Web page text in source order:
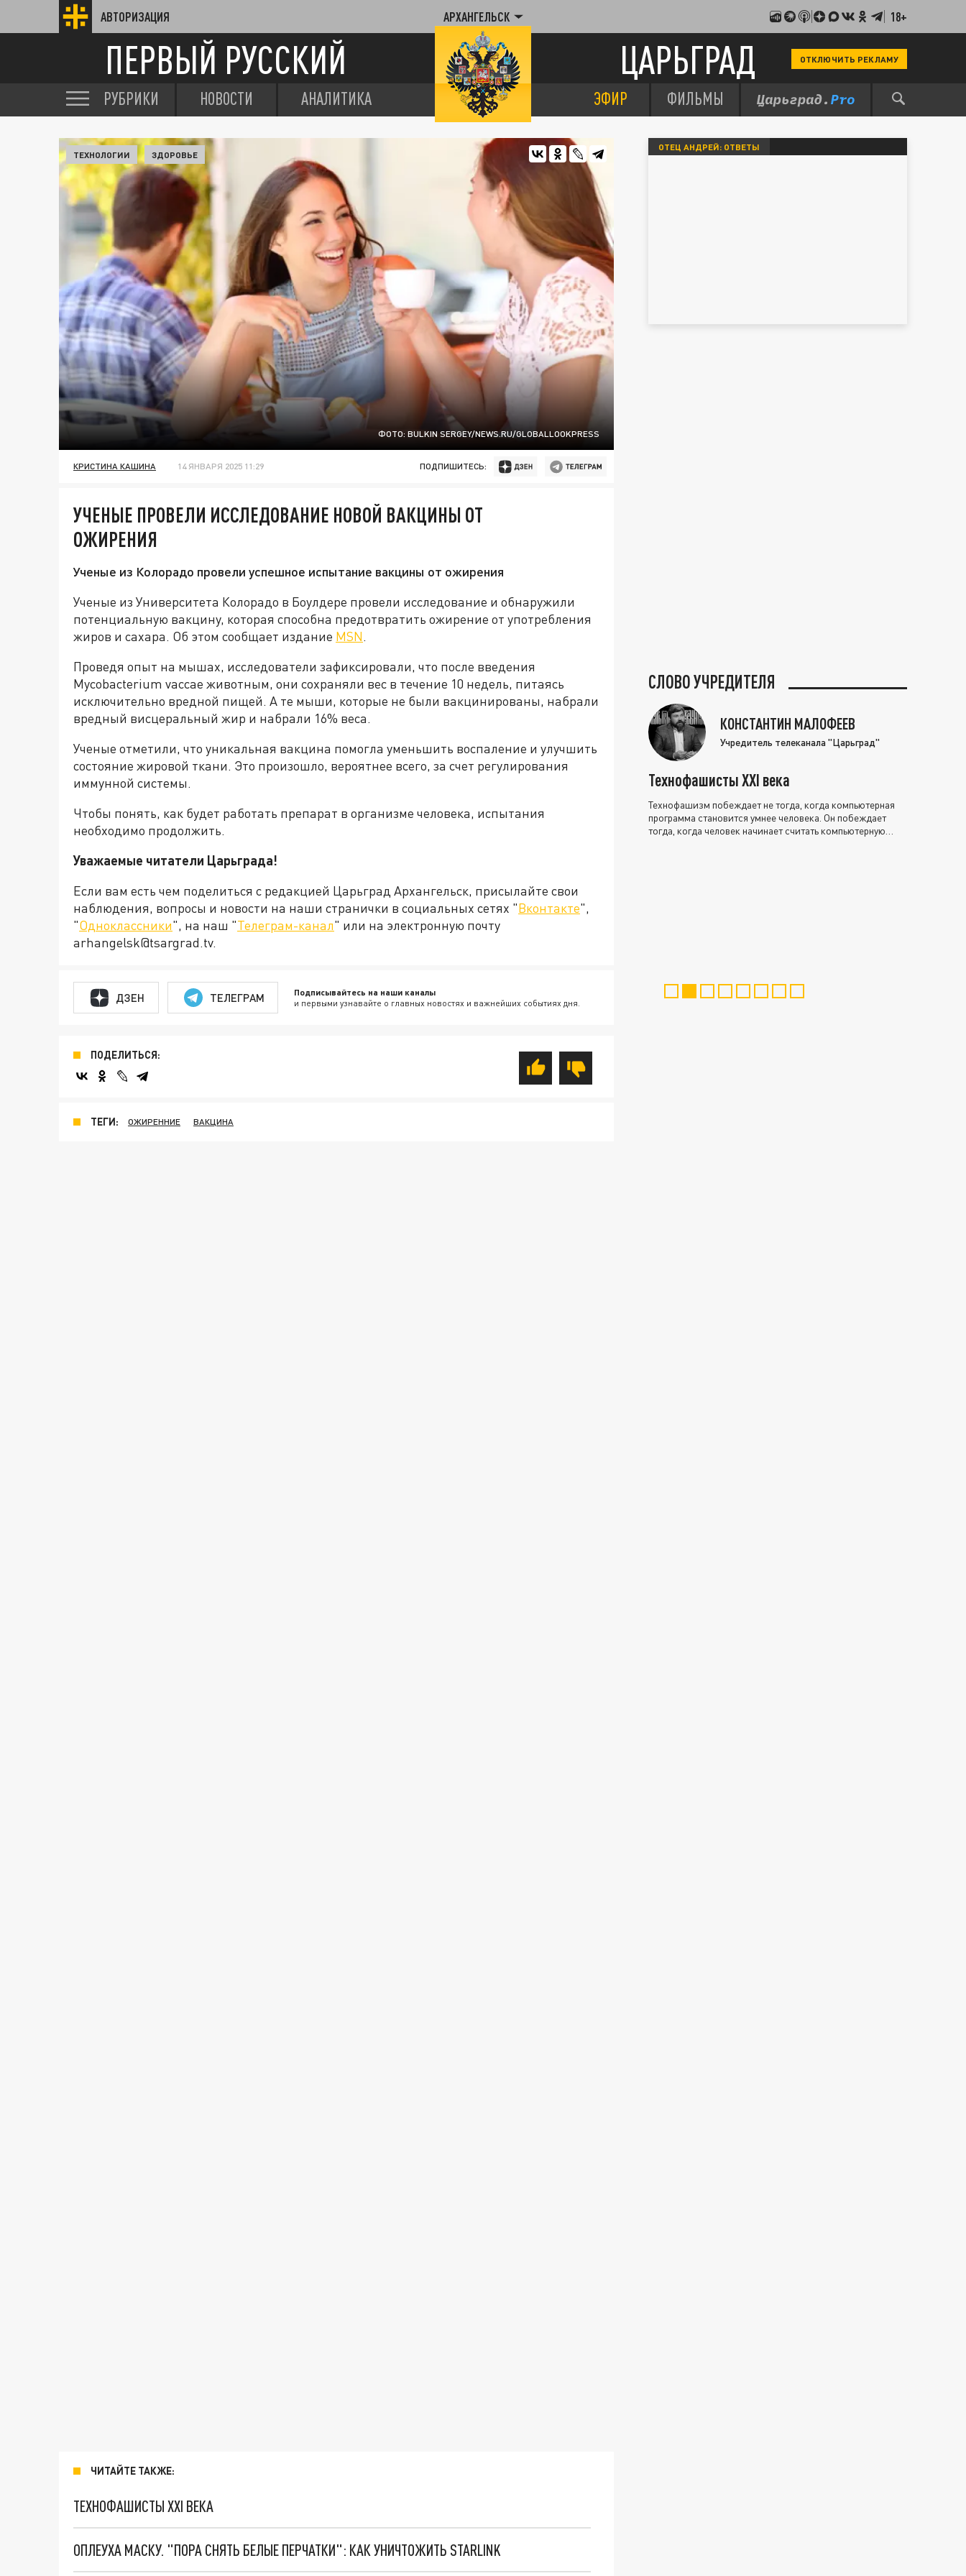
АВТОРИЗАЦИЯ АРХАНГЕЛЬСК 18+
ПЕРВЫЙ РУССКИЙ ЦАРЬГРАД ОТКЛЮЧИТЬ РЕКЛАМУ
РУБРИКИ НОВОСТИ АНАЛИТИКА ЭФИР ФИЛЬМЫ
ФОТО: BULKIN SERGEY/NEWS.RU/GLOBALLOOKPRESS
ТЕХНОЛОГИИ ЗДОРОВЬЕ
КРИСТИНА КАШИНА 14 ЯНВАРЯ 2025 11:29 ПОДПИШИТЕСЬ:
УЧЕНЫЕ ПРОВЕЛИ ИССЛЕДОВАНИЕ НОВОЙ ВАКЦИНЫ ОТ
ОЖИРЕНИЯ
Ученые из Колорадо провели успешное испытание вакцины от ожирения
Ученые из Университета Колорадо в Боулдере провели исследование и обнаружили
потенциальную вакцину, которая способна предотвратить ожирение от употребления
жиров и сахара. Об этом сообщает издание MSN.
Проведя опыт на мышах, исследователи зафиксировали, что после введения
Mycobacterium vaccae животным, они сохраняли вес в течение 10 недель, питаясь
исключительно вредной пищей. А те мыши, которые не были вакцинированы, набрали
вредный висцеральный жир и набрали 16% веса.
Ученые отметили, что уникальная вакцина помогла уменьшить воспаление и улучшить
состояние жировой ткани. Это произошло, вероятнее всего, за счет регулирования
иммунной системы.
Чтобы понять, как будет работать препарат в организме человека, испытания
необходимо продолжить.
Уважаемые читатели Царьграда!
Если вам есть чем поделиться с редакцией Царьград Архангельск, присылайте свои
наблюдения, вопросы и новости на наши странички в социальных сетях "Вконтакте",
"Одноклассники", на наш "Телеграм-канал" или на электронную почту
arhangelsk@tsargrad.tv.
ДЗЕН ТЕЛЕГРАМ Подписывайтесь на наши каналы
и первыми узнавайте о главных новостях и важнейших событиях дня.
ПОДЕЛИТЬСЯ:
ТЕГИ: ОЖИРЕННИЕ ВАКЦИНА
ЧИТАЙТЕ ТАКЖЕ:
ТЕХНОФАШИСТЫ XXI ВЕКА
ОПЛЕУХА МАСКУ. "ПОРА СНЯТЬ БЕЛЫЕ ПЕРЧАТКИ": КАК УНИЧТОЖИТЬ STARLINK
ОТЕЦ АНДРЕЙ: ОТВЕТЫ
СЛОВО УЧРЕДИТЕЛЯ
КОНСТАНТИН МАЛОФЕЕВ
Учредитель телеканала "Царьград"
Технофашисты XXI века
Технофашизм побеждает не тогда, когда компьютерная
программа становится умнее человека. Он побеждает
тогда, когда человек начинает считать компьютерную